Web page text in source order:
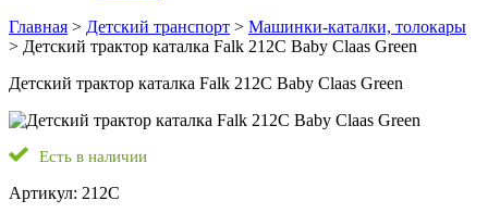
Главная > Детский транспорт > Машинки-каталки, толокары
> Детский трактор каталка Falk 212C Baby Claas Green
Детский трактор каталка Falk 212C Baby Claas Green
Есть в наличии
Артикул: 212C